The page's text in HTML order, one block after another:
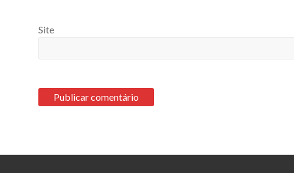
Site